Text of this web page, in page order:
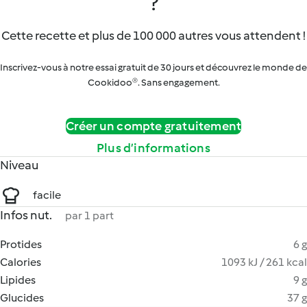
Cette recette et plus de 100 000 autres vous attendent !
Inscrivez-vous à notre essai gratuit de 30 jours et découvrez le monde de
Cookidoo®. Sans engagement.
Créer un compte gratuitement
Plus d’informations
Niveau
facile
Infos nut. par 1 part
Protides
6 g
Calories
1093 kJ / 261 kcal
Lipides
9 g
Glucides
37 g